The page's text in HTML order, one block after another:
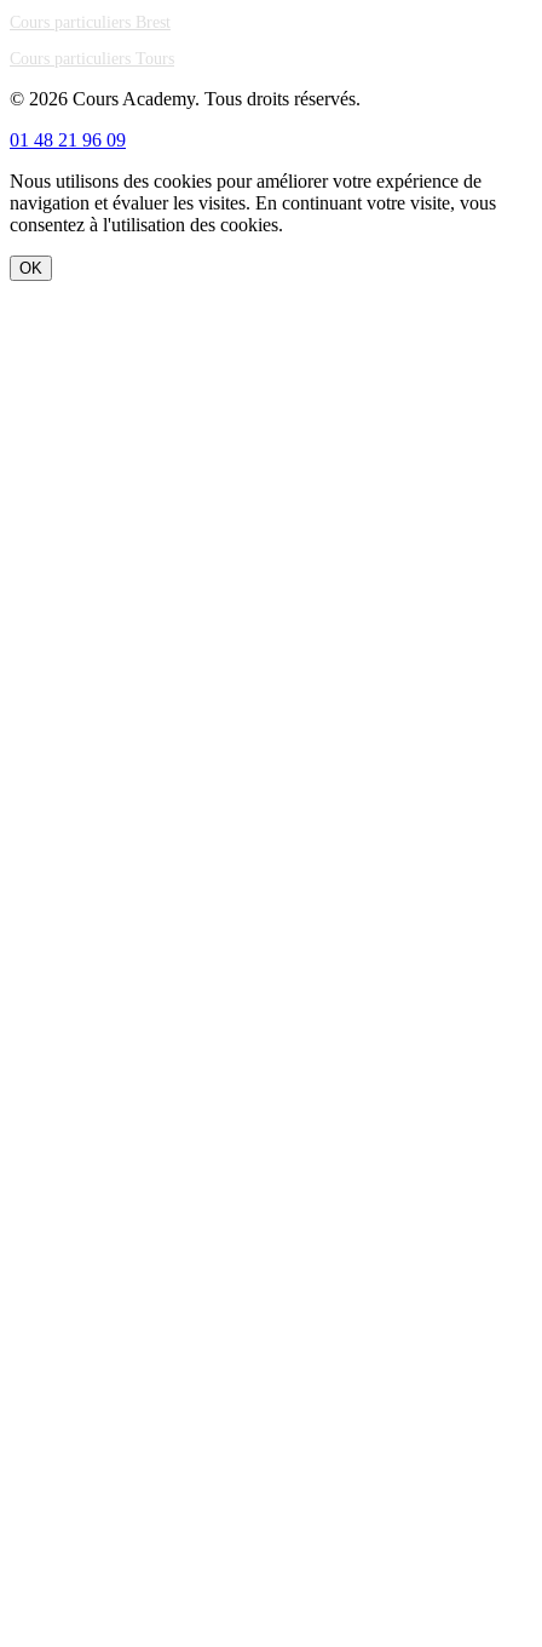
Cours particuliers Brest
Cours particuliers Tours
© 2026 Cours Academy. Tous droits réservés.
01 48 21 96 09
Nous utilisons des cookies pour améliorer votre expérience de
navigation et évaluer les visites. En continuant votre visite, vous
consentez à l'utilisation des cookies.
OK